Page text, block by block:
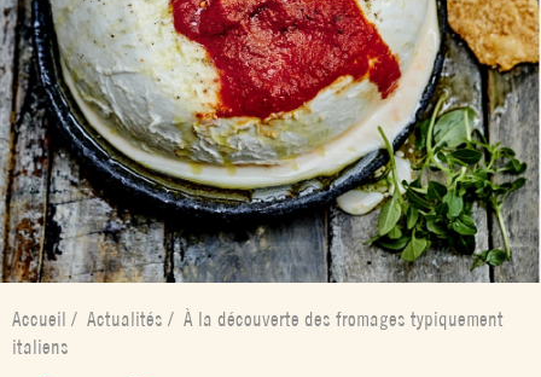
Accueil / Actualités / À la découverte des fromages typiquement
italiens